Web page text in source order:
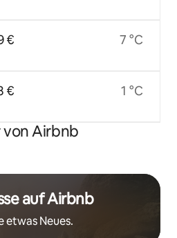
€
€
7 °C
1 °C
von Airbnb
auf Airbnb
etwas Neues.